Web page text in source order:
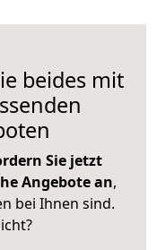
beides mit
Sie jetzt
Angebote an,
bei Ihnen sind.